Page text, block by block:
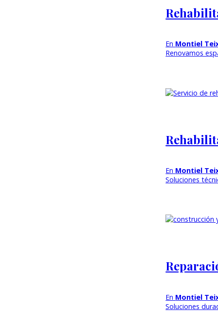
En Montiel
Renovamos
En Montiel
Soluciones
En Montiel
Soluciones